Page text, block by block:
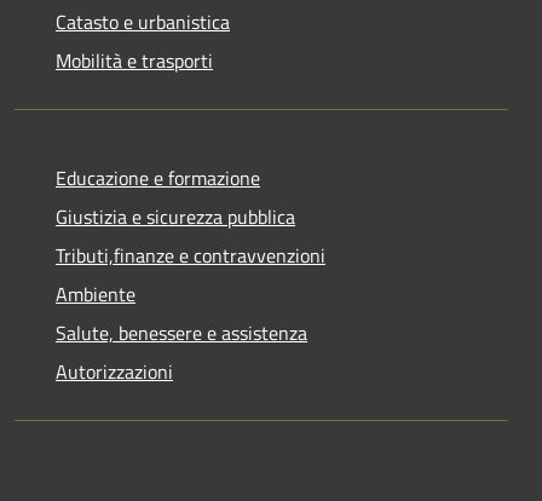
Catasto e urbanistica
Mobilità e trasporti
Educazione e formazione
Giustizia e sicurezza pubblica
Tributi,finanze e contravvenzioni
Ambiente
Salute, benessere e assistenza
Autorizzazioni